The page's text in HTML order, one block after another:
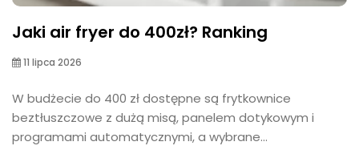
Jaki air fryer do 400zł? Ranking
11 lipca 2026
W budżecie do 400 zł dostępne są frytkownice
beztłuszczowe z dużą misą, panelem dotykowym i
programami automatycznymi, a wybrane...